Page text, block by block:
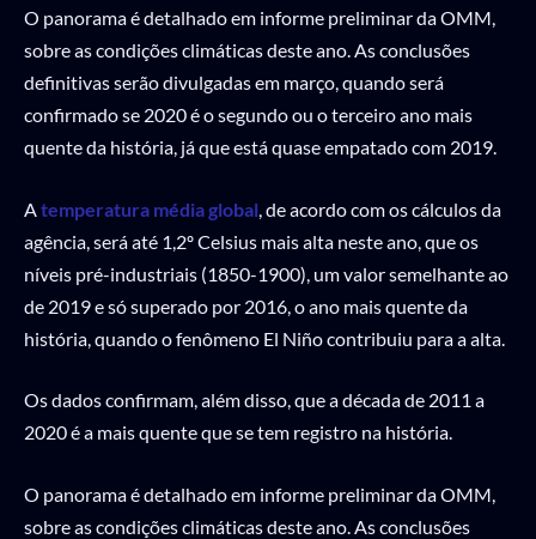
O panorama é detalhado em informe preliminar da OMM,
sobre as condições climáticas deste ano. As conclusões
definitivas serão divulgadas em março, quando será
confirmado se 2020 é o segundo ou o terceiro ano mais
quente da história, já que está quase empatado com 2019.
A temperatura média global , de acordo com os cálculos da
agência, será até 1,2º Celsius mais alta neste ano, que os
níveis pré-industriais (1850-1900), um valor semelhante ao
de 2019 e só superado por 2016, o ano mais quente da
história, quando o fenômeno El Niño contribuiu para a alta.
Os dados confirmam, além disso, que a década de 2011 a
2020 é a mais quente que se tem registro na história.
O panorama é detalhado em informe preliminar da OMM,
sobre as condições climáticas deste ano. As conclusões